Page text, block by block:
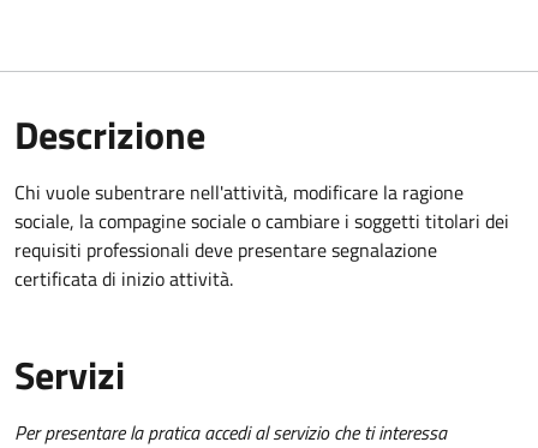
Descrizione
Chi vuole subentrare nell'attività, modificare la ragione
sociale, la compagine sociale o cambiare i soggetti titolari dei
requisiti professionali deve presentaresegnalazione
certificata di inizio attività.
Servizi
Per presentare la pratica accedi al servizio che ti interessa